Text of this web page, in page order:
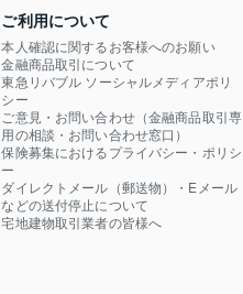
ご利用について
本人確認に関するお客様へのお願い
金融商品取引について
東急リバブル ソーシャルメディアポリ
シー
ご意見・お問い合わせ（金融商品取引専
用の相談・お問い合わせ窓口）
保険募集におけるプライバシー・ポリシ
ー
ダイレクトメール（郵送物）・Eメール
などの送付停止について
宅地建物取引業者の皆様へ